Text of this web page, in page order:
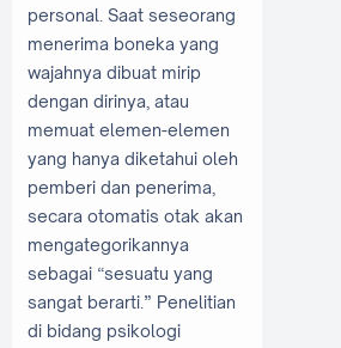
personal. Saat seseorang
menerima boneka yang
wajahnya dibuat mirip
dengan dirinya, atau
memuat elemen-elemen
yang hanya diketahui oleh
pemberi dan penerima,
secara otomatis otak akan
mengategorikannya
sebagai “sesuatu yang
sangat berarti.” Penelitian
di bidang psikologi